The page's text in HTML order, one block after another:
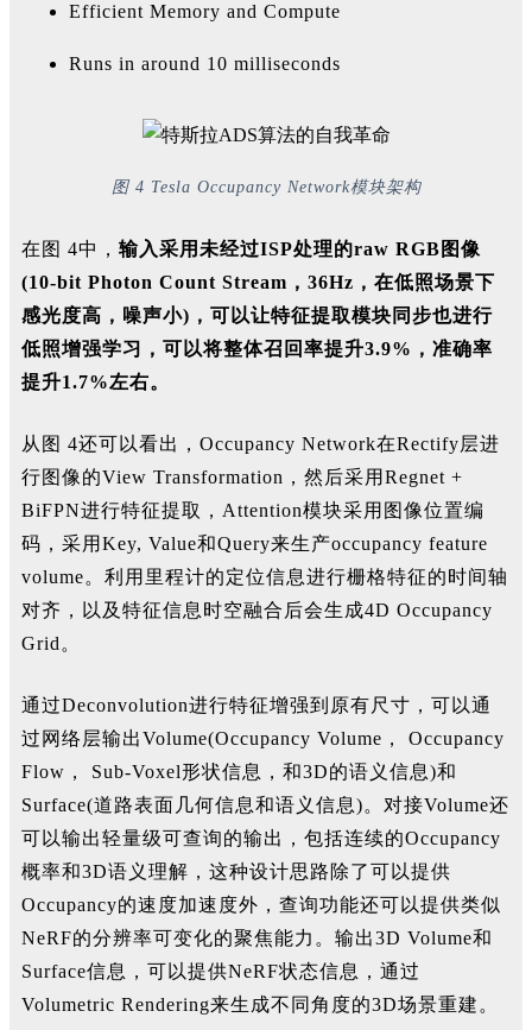
Efficient Memory and Compute
Runs in around 10 milliseconds
图 4 Tesla Occupancy Network模块架构
在图 4中， 输入采用未经过ISP处理的raw RGB图像
(10-bit Photon Count Stream，36Hz，在低照场景下
感光度高，噪声小)，可以让特征提取模块同步也进行
低照增强学习，可以将整体召回率提升3.9%，准确率
提升1.7%左右。
从图 4还可以看出，Occupancy Network在Rectify层进
行图像的View Transformation，然后采用Regnet +
BiFPN进行特征提取，Attention模块采用图像位置编
码，采用Key, Value和Query来生产occupancy feature
volume。利用里程计的定位信息进行栅格特征的时间轴
对齐，以及特征信息时空融合后会生成4D Occupancy
Grid。
通过Deconvolution进行特征增强到原有尺寸，可以通
过网络层输出Volume(Occupancy Volume， Occupancy
Flow， Sub-Voxel形状信息，和3D的语义信息)和
Surface(道路表面几何信息和语义信息)。对接Volume还
可以输出轻量级可查询的输出，包括连续的Occupancy
概率和3D语义理解，这种设计思路除了可以提供
Occupancy的速度加速度外，查询功能还可以提供类似
NeRF的分辨率可变化的聚焦能力。输出3D Volume和
Surface信息，可以提供NeRF状态信息，通过
Volumetric Rendering来生成不同角度的3D场景重建。